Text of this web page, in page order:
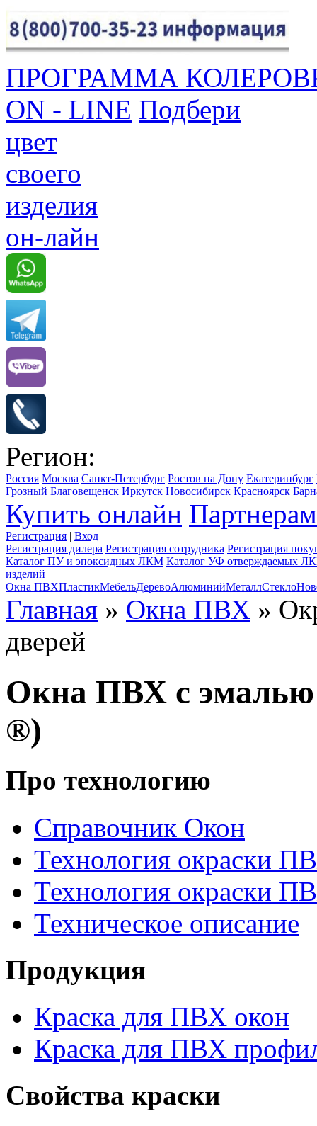
ПРОГРАММА
ON - LINE Подбери
цвет
своего
изделия
он-лайн
Регион:
Россия Москва Санкт-Петербург Ростов на Дону Екатеринбург
Грозный Благовещенск Иркутск Новосибирск Красноярск
Купить онлайн Партнерам
Регистрация | Вход
Регистрация дилера Регистрация сотрудника Регистрация
Каталог ПУ и эпоксидных ЛКМ Каталог УФ отверждаемых
изделий
Окна ПВХПластикМебельДеревоАлюминийМеталлСтекло
Главная » Окна ПВХ »
дверей
Окна ПВХ с
®)
Про технологию
Справочник Окон
Технология окраски
Технология окраски
Техническое описание
Продукция
Краска для ПВХ окон
Краска для ПВХ
Свойства краски